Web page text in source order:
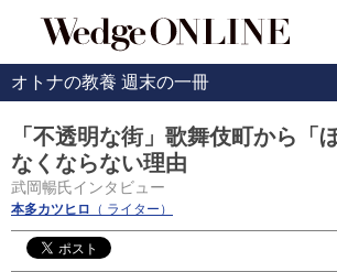
オトナの教養 週末の一冊
「不透明な街」歌舞伎町から「
なくならない理由
武岡暢氏インタビュー
本多カツヒロ （ ライター）